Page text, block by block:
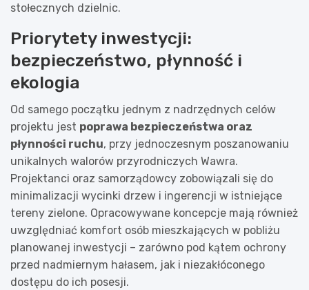
stołecznych dzielnic.
Priorytety inwestycji:
bezpieczeństwo, płynność i
ekologia
Od samego początku jednym z nadrzędnych celów
projektu jest poprawa bezpieczeństwa oraz
płynności ruchu, przy jednoczesnym poszanowaniu
unikalnych walorów przyrodniczych Wawra.
Projektanci oraz samorządowcy zobowiązali się do
minimalizacji wycinki drzew i ingerencji w istniejące
tereny zielone. Opracowywane koncepcje mają również
uwzględniać komfort osób mieszkających w pobliżu
planowanej inwestycji – zarówno pod kątem ochrony
przed nadmiernym hałasem, jak i niezakłóconego
dostępu do ich posesji.